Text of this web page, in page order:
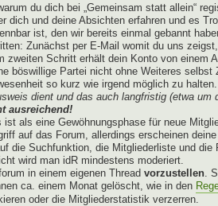
du dich bei „Gemeinsam statt allein“
dich und deine Absichten erfahren und es
ist, den wir bereits einmal gebannt
Zunächst per E-Mail womit du uns
Schritt erhält dein Konto von einem
böswillige Partei nicht ohne Weiteres
so kurz wie irgend möglich zu halten.
dient und das auch langfristig (etwa
ausreichend!
als eine Gewöhnungsphase für neue
auf das Forum, allerdings erscheinen
die Suchfunktion, die Mitgliederliste und
wird man idR mindestens moderiert.
in einem eigenen Thread vorzustellen .
ca. einem Monat gelöscht, wie in den
oder die Mitgliederstatistik verzerren.